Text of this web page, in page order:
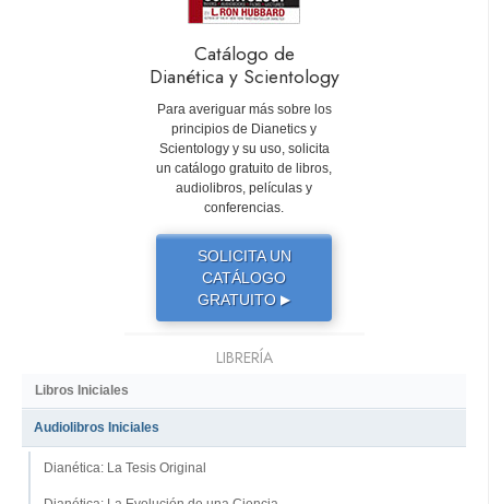
Catálogo de
Dianética y Scientology
Para averiguar más sobre los
principios de Dianetics y
Scientology y su uso, solicita
un catálogo gratuito de libros,
audiolibros, películas y
conferencias.
SOLICITA UN
CATÁLOGO
GRATUITO ▶
LIBRERÍA
Libros Iniciales
Audiolibros Iniciales
Dianética: La Tesis Original